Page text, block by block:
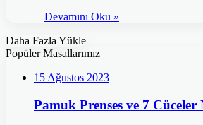
Devamını Oku »
Daha Fazla Yükle
Popüler Masallarımız
15 Ağustos 2023
Pamuk Prenses ve 7 Cüceler